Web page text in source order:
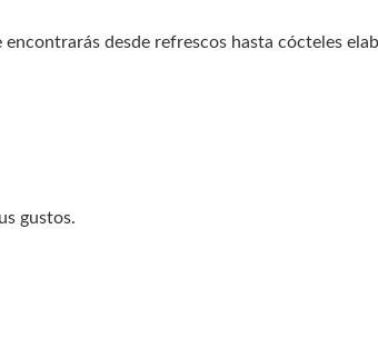
desde refrescos hasta cócteles
gustos.